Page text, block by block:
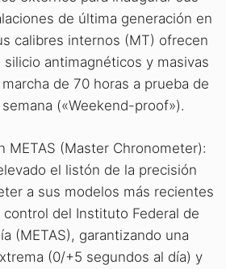
de última generación en
calibres internos (MT) ofrecen
silicio antimagnéticos y masivas
de 70 horas a prueba de
(«Weekend-proof»).
METAS (Master Chronometer):
el listón de la precisión
a sus modelos más recientes
control del Instituto Federal de
(METAS), garantizando una
(0/+5 segundos al día) y